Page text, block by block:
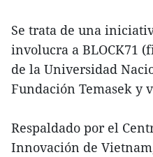
Se trata de una
involucra a BLOCK71
de la Universidad
Fundación Temasek y
Respaldado por el
Innovación de